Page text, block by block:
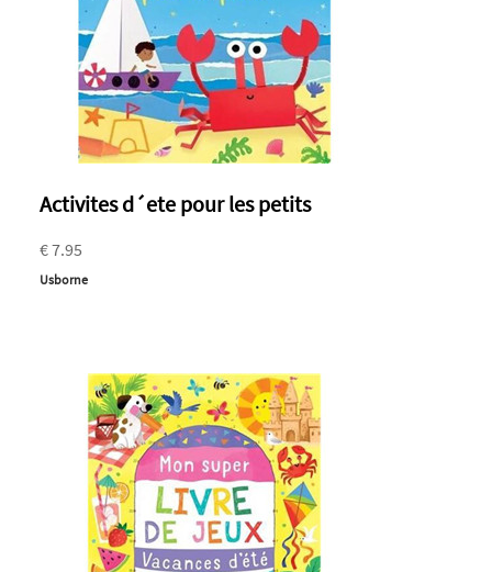
Activites d´ete pour les petits
€ 7.95
Usborne